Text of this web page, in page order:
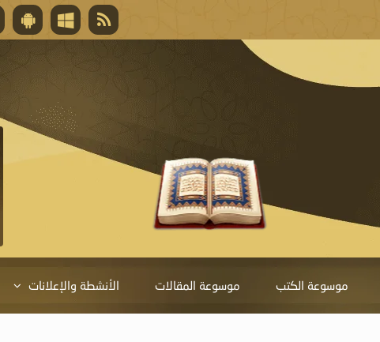
قال تعالى
المغفرة لأنها أغلى جائزة، وهي مفتاح باب العطايا التي
موسوعة الكتب موسوعة المقالات الأنشطة والإعلانات